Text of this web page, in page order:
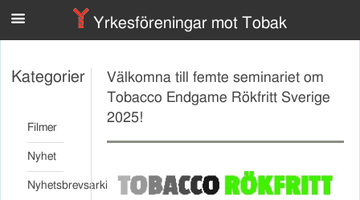
n Yrkesföreningar mot Tobak
Kategorier
Filmer
Nyhet
Nyhetsbrevsarkiv
Välkomna till femte seminariet om
Tobacco Endgame Rökfritt Sverige
2025!